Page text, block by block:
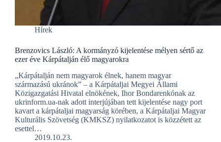
Hírek
Brenzovics László: A kormányzó kijelentése mélyen sértő az
ezer éve Kárpátalján élő magyarokra
„Kárpátalján nem magyarok élnek, hanem magyar
származású ukránok” – a Kárpátaljai Megyei Állami
Közigazgatási Hivatal elnökének, Ihor Bondarenkónak az
ukrinform.ua-nak adott interjújában tett kijelentése nagy port
kavart a kárpátaljai magyarság körében, a Kárpátaljai Magyar
Kulturális Szövetség (KMKSZ) nyilatkozatot is közzétett az
esettel…
2019.10.23.